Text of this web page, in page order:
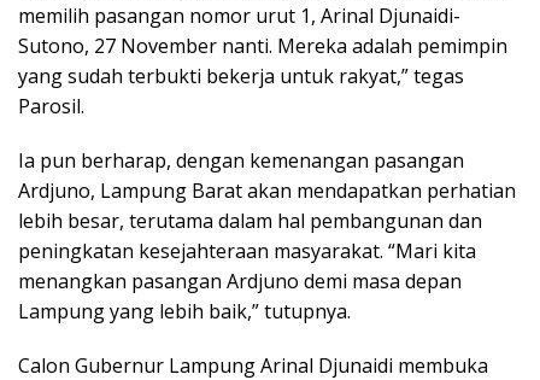
memilih pasangan nomor urut 1, Arinal Djunaidi-
Sutono, 27 November nanti. Mereka adalah pemimpin
yang sudah terbukti bekerja untuk rakyat,” tegas
Parosil.
Ia pun berharap, dengan kemenangan pasangan
Ardjuno, Lampung Barat akan mendapatkan perhatian
lebih besar, terutama dalam hal pembangunan dan
peningkatan kesejahteraan masyarakat. “Mari kita
menangkan pasangan Ardjuno demi masa depan
Lampung yang lebih baik,” tutupnya.
Calon Gubernur Lampung Arinal Djunaidi membuka